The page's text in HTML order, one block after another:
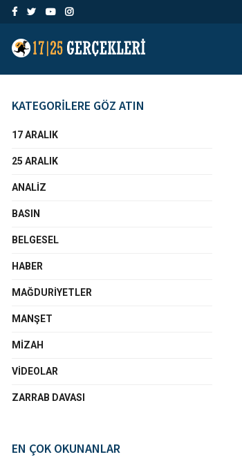
KATEGORİLERE GÖZ ATIN
17 ARALIK
25 ARALIK
ANALIZ
BASIN
BELGESEL
HABER
MAĞDURIYETLER
MANŞET
MIZAH
VIDEOLAR
ZARRAB DAVASI
EN ÇOK OKUNANLAR